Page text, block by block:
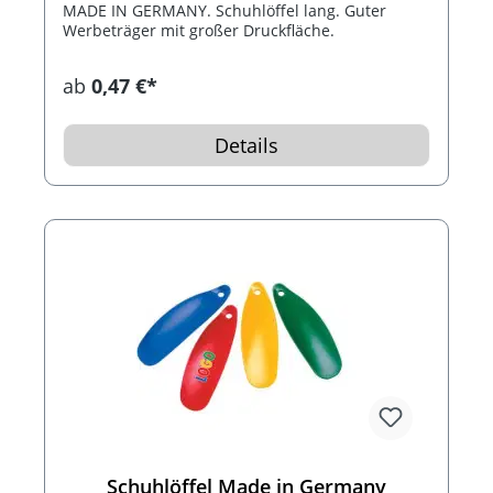
MADE IN GERMANY. Schuhlöffel lang. Guter
Werbeträger mit großer Druckfläche.
ab 0,47 €*
Details
Schuhlöffel Made in Germany